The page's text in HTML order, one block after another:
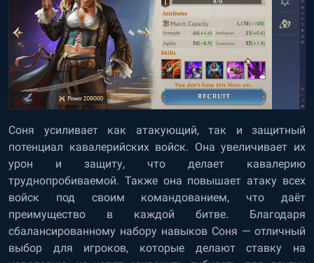
Соня усиливает как атакующий, так и защитный
потенциал кавалерийских войск. Она увеличивает их
урон и защиту, что делает кавалерию
труднопробиваемой. Также она повышает атаку всех
войск под своим командованием, что даёт
преимущество в каждой битве. Благодаря
сбалансированному набору навыков Соня — отличный
выбор для игроков, которые делают ставку на